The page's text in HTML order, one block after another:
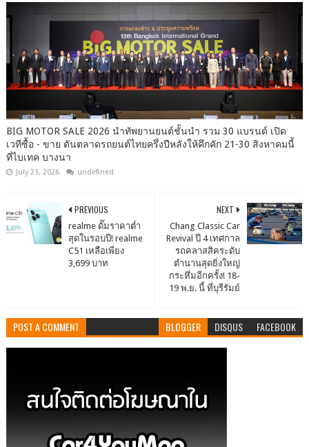
BIG MOTOR SALE 2026 นำทัพยานยนต์ชั้นนำ รวม 30 แบรนด์ เปิด
เวทีซื้อ - ขาย ดันตลาดรถยนต์ไทยครึ่งปีหลังให้คึกคัก 21-30 สิงหาคมนี้
ที่ไบเทค บางนา
July 23, 2026 undefined
NEXT
Chang Classic Car
Revival ปี 4 เทศกาล
รถคลาสสิคระดับ
ตำนานสุดยิ่งใหญ่
กระหึ่มอีกครั้ง! 18-
19 พ.ย. นี้ ที่บุรีรัมย์
PREVIOUS
realme ดั๊มราคาต่ำ
สุดในรอบปี! realme
C51 เหลือเพียง
3,699 บาท
POST A COMMENT BLOGGER DISQUS FACEBOOK